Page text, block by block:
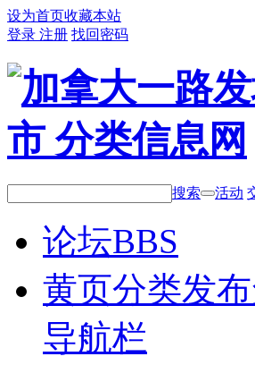
设为首页收藏本站
登录 注册 找回密码
搜索 活动
论坛BBS
黄页分类发
导航栏